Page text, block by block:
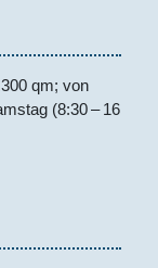
qm; von
(8:30 – 16